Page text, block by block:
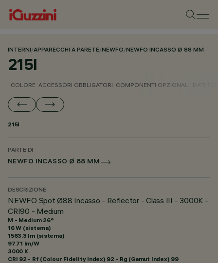
INTERNI/APPARECCHI A PARETE/NEWFO/NEWFO INCASSO Ø 88 MM
215I
COLORE ACCESSORI OBBLIGATORI COMPONENTI OPZIONALI
215I
PARTE DI
NEWFO INCASSO Ø 88 MM
DESCRIZIONE
NEWFO Spot Ø88 Incasso - Reflector - Class III - 3000K -
CRI90 - Medium
M - Medium 26°
16 W (sistema)
1563.3 lm (sistema)
97.71 lm/W
3000 K
CRI 92 - Rf (Colour Fidelity Index) 92 - Rg (Gamut Index) 99